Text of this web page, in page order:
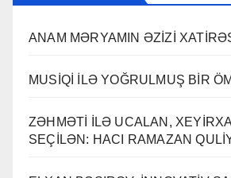
ANAM MƏRYAMIN ƏZİZİ
MUSİQİ İLƏ YOĞRULMUŞ BİR
ZƏHMƏTİ İLƏ UCALAN,
SEÇİLƏN: HACI RAMAZAN